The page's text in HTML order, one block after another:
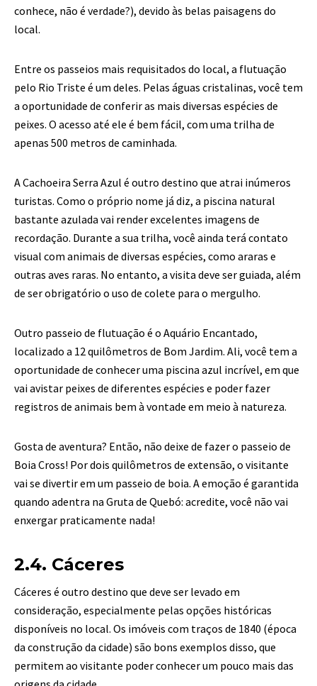
conhece, não é verdade?), devido às belas paisagens do
local.
Entre os passeios mais requisitados do local, a flutuação
pelo Rio Triste é um deles. Pelas águas cristalinas, você tem
a oportunidade de conferir as mais diversas espécies de
peixes. O acesso até ele é bem fácil, com uma trilha de
apenas 500 metros de caminhada.
A Cachoeira Serra Azul é outro destino que atrai inúmeros
turistas. Como o próprio nome já diz, a piscina natural
bastante azulada vai render excelentes imagens de
recordação. Durante a sua trilha, você ainda terá contato
visual com animais de diversas espécies, como araras e
outras aves raras. No entanto, a visita deve ser guiada, além
de ser obrigatório o uso de colete para o mergulho.
Outro passeio de flutuação é o Aquário Encantado,
localizado a 12 quilômetros de Bom Jardim. Ali, você tem a
oportunidade de conhecer uma piscina azul incrível, em que
vai avistar peixes de diferentes espécies e poder fazer
registros de animais bem à vontade em meio à natureza.
Gosta de aventura? Então, não deixe de fazer o passeio de
Boia Cross! Por dois quilômetros de extensão, o visitante
vai se divertir em um passeio de boia. A emoção é garantida
quando adentra na Gruta de Quebó: acredite, você não vai
enxergar praticamente nada!
2.4. Cáceres
Cáceres é outro destino que deve ser levado em
consideração, especialmente pelas opções históricas
disponíveis no local. Os imóveis com traços de 1840 (época
da construção da cidade) são bons exemplos disso, que
permitem ao visitante poder conhecer um pouco mais das